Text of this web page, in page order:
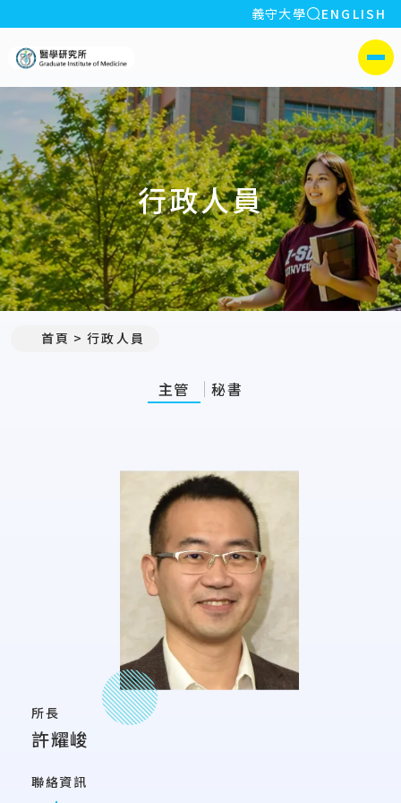
:::
義守大學 全站搜索
ENGLISH
側選單
行政人員
首頁 行政人員
主管 秘書
所長
許耀峻
聯絡資訊